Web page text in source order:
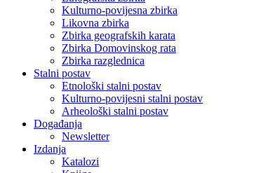
Kulturno-povijesna zbirka
Likovna zbirka
Zbirka geografskih karata
Zbirka Domovinskog rata
Zbirka razglednica
Stalni postav
Etnološki stalni postav
Kulturno-povijesni stalni postav
Arheološki stalni postav
Događanja
Newsletter
Izdanja
Katalozi